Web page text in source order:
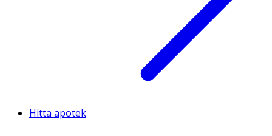
Hitta apotek